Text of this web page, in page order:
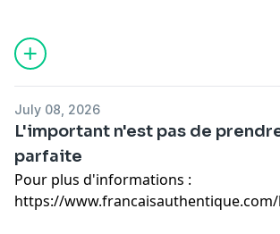
July 08, 2026
L'important n'est pas de
parfaite
Pour plus d'informations :
https://